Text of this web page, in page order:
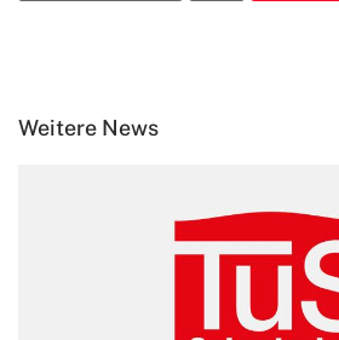
Weitere News